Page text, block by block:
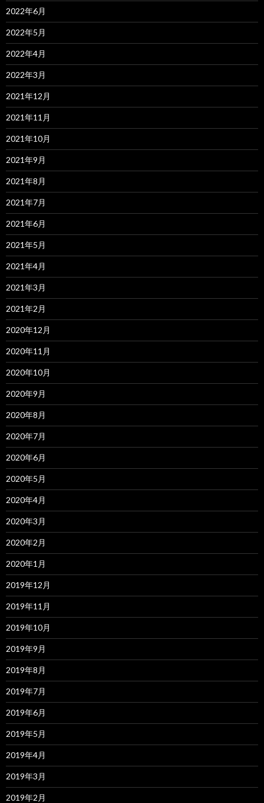
2022年6月
2022年5月
2022年4月
2022年3月
2021年12月
2021年11月
2021年10月
2021年9月
2021年8月
2021年7月
2021年6月
2021年5月
2021年4月
2021年3月
2021年2月
2020年12月
2020年11月
2020年10月
2020年9月
2020年8月
2020年7月
2020年6月
2020年5月
2020年4月
2020年3月
2020年2月
2020年1月
2019年12月
2019年11月
2019年10月
2019年9月
2019年8月
2019年7月
2019年6月
2019年5月
2019年4月
2019年3月
2019年2月